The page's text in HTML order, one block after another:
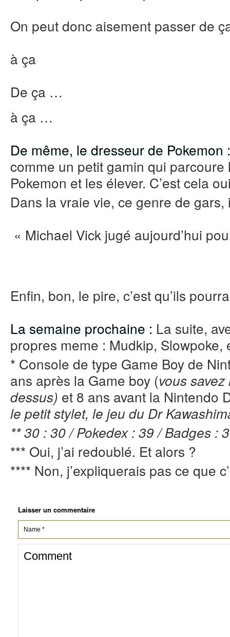
On peut donc aisement passer de
à ça
De ça …
à ça …
De même, le dresseur de Pokemon
comme un petit gamin qui
Pokemon et les élever. C’est cela
Dans la vraie vie, ce genre de
« Michael Vick jugé aujourd’hui
Enfin, bon, le pire, c’est qu’ils
La semaine prochaine : La suite,
propres meme : Mudkip, Slowpoke,
* Console de type Game Boy de
ans après la Game boy (vous
dessus) et 8 ans avant la Nintendo
le petit stylet, le jeu du Dr
** 30 : 30 / Pokedex : 39 / Badges : 3
*** Oui, j’ai redoublé. Et alors ?
**** Non, j’expliquerais pas ce que
Laisser un commentaire